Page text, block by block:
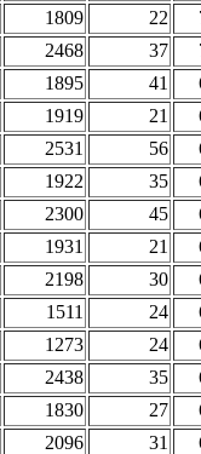
1809 22
2468 37
1895 41
1919 21
2531 56
1922 35
2300 45
1931 21
2198 30
1511 24
1273 24
2438 35
1830 27
2096 31